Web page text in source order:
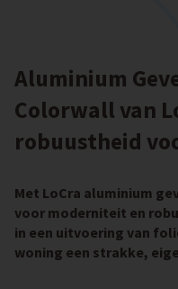
Aluminium
Colorwall van
robuustheid
Met LoCra aluminium
voor moderniteit en
in een uitvoering van
woning een strakke,